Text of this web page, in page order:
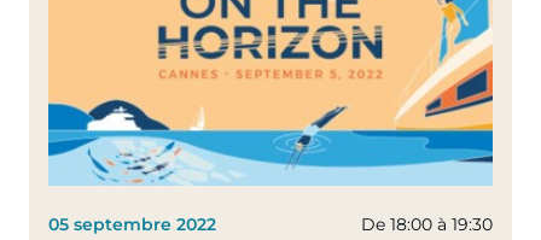
05 septembre 2022
De 18:00 à 19:30